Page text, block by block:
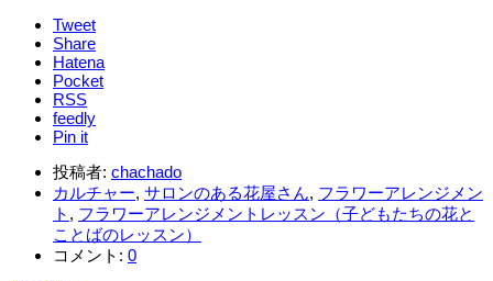
Tweet
Share
Hatena
Pocket
RSS
feedly
Pin it
投稿者: chachado
カルチャー, サロンのある花屋さん, フラワーアレンジメン
ト , フラワーアレンジメントレッスン（子どもたちの花と
ことばのレッスン）
コメント: 0